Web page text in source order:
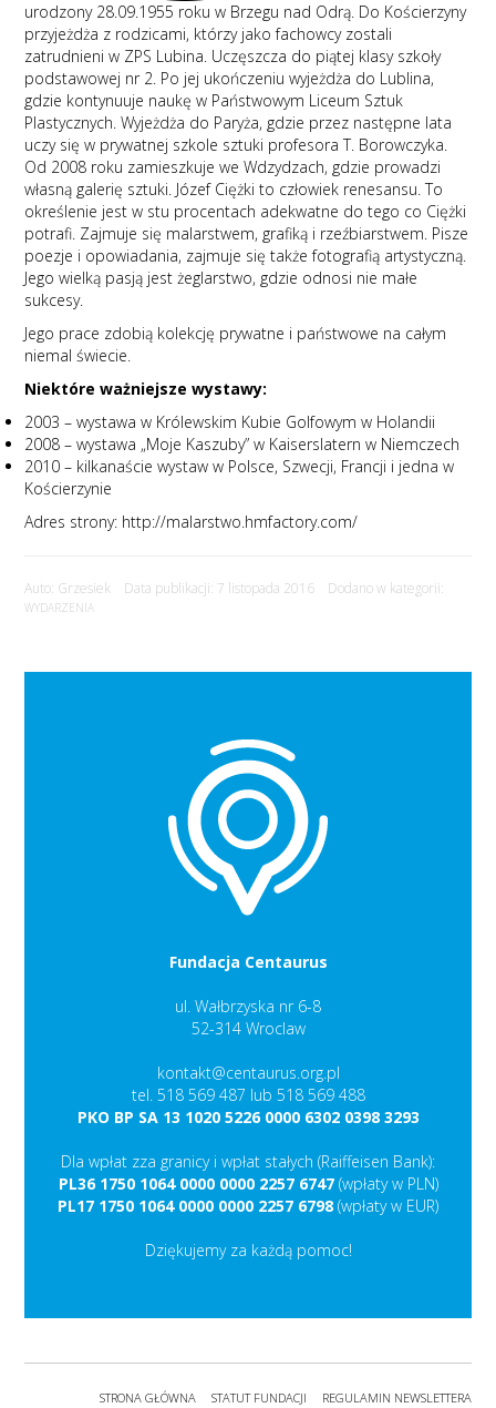
urodzony 28.09.1955 roku w Brzegu nad Odrą. Do Kościerzyny
przyjeżdża z rodzicami, którzy jako fachowcy zostali
zatrudnieni w ZPS Lubina. Uczęszcza do piątej klasy szkoły
podstawowej nr 2. Po jej ukończeniu wyjeżdża do Lublina,
gdzie kontynuuje naukę w Państwowym Liceum Sztuk
Plastycznych. Wyjeżdża do Paryża, gdzie przez następne lata
uczy się w prywatnej szkole sztuki profesora T. Borowczyka.
Od 2008 roku zamieszkuje we Wdzydzach, gdzie prowadzi
własną galerię sztuki. Józef Ciężki to człowiek renesansu. To
określenie jest w stu procentach adekwatne do tego co Ciężki
potrafi. Zajmuje się malarstwem, grafiką i rzeźbiarstwem. Pisze
poezje i opowiadania, zajmuje się także fotografią artystyczną.
Jego wielką pasją jest żeglarstwo, gdzie odnosi nie małe
sukcesy.
Jego prace zdobią kolekcję prywatne i państwowe na całym
niemal świecie.
Niektóre ważniejsze wystawy:
2003 – wystawa w Królewskim Kubie Golfowym w Holandii
2008 – wystawa „Moje Kaszuby” w Kaiserslatern w Niemczech
2010 – kilkanaście wystaw w Polsce, Szwecji, Francji i jedna w
Kościerzynie
Adres strony: http://malarstwo.hmfactory.com/
Auto: Grzesiek Data publikacji: 7 listopada 2016 Dodano w kategorii:
WYDARZENIA
Fundacja Centaurus
ul. Wałbrzyska nr 6-8
52-314 Wroclaw
kontakt@centaurus.org.pl
tel. 518 569 487 lub 518 569 488
PKO BP SA 13 1020 5226 0000 6302 0398 3293
Dla wpłat zza granicy i wpłat stałych (Raiffeisen Bank):
PL36 1750 1064 0000 0000 2257 6747(wpłaty w PLN)
PL17 1750 1064 0000 0000 2257 6798 (wpłaty w EUR)
Dziękujemy za każdą pomoc!
STRONA GŁÓWNA STATUT FUNDACJI REGULAMIN NEWSLETTERA